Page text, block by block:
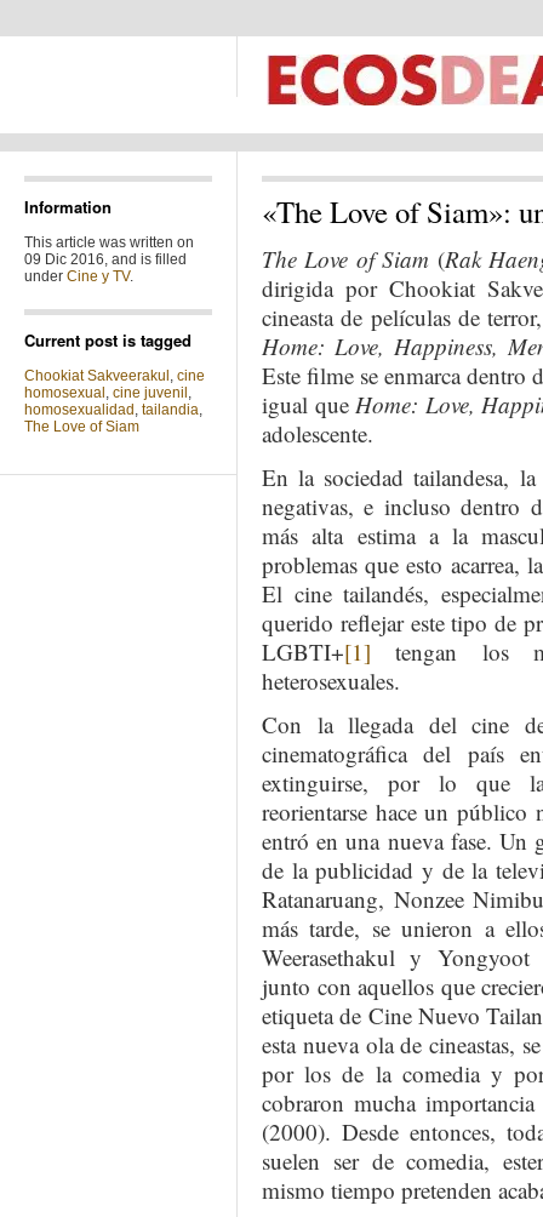
Information
This article was written on
09 Dic 2016, and is filled
under Cine y TV.
Current post is tagged
Chookiat Sakveerakul , cine
homosexual , cine juvenil ,
homosexualidad , tailandia,
The Love of Siam
«The Love of Siam»:
The Love of Siam (Rak
dirigida por Chookiat
cineasta de películas de
Home: Love, Happiness,
Este filme se enmarca dentro
igual queHome: Love,
adolescente.
En la sociedad tailandesa,
negativas, e incluso dentro
más alta estima a la
problemas que esto acarrea,
El cine tailandés,
querido reflejar este tipo de
LGBTI+[1] tengan los
heterosexuales.
Con la llegada del cine
cinematográfica del país
extinguirse, por lo que
reorientarse hace un
entró en una nueva fase. Un
de la publicidad y de la
Ratanaruang, Nonzee
más tarde, se unieron a
Weerasethakul y Yongyoot
junto con aquellos que
etiqueta de Cine Nuevo
esta nueva ola de cineastas,
por los de la comedia y
cobraron mucha
(2000). Desde entonces,
suelen ser de comedia,
mismo tiempo pretenden